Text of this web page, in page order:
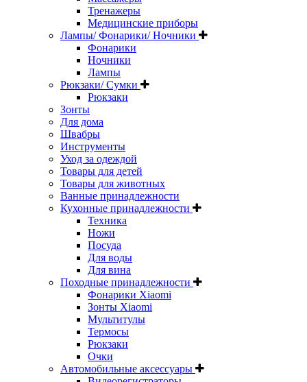
Тренажеры
Медицинские приборы
Лампы/ Фонарики/ Ночники
Фонарики
Ночники
Лампы
Рюкзаки/ Сумки
Рюкзаки
Зонты
Для дома
Швабры
Инструменты
Уход за одеждой
Товары для детей
Товары для животных
Ванные принадлежности
Кухонные принадлежности
Техника
Ножи
Посуда
Для воды
Для вина
Походные принадлежности
Фонарики Xiaomi
Зонты Xiaomi
Мультитулы
Термосы
Рюкзаки
Очки
Автомобильные аксессуары